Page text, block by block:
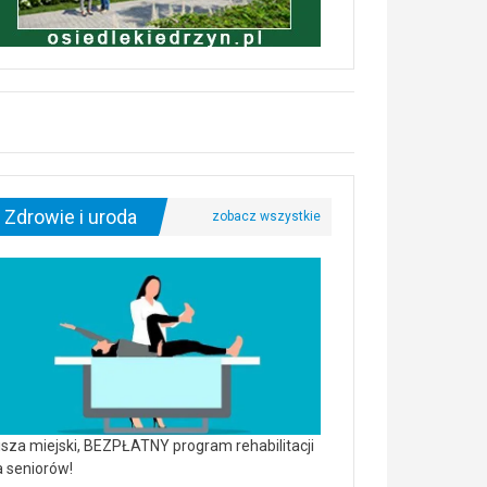
Zdrowie i uroda
miejski, BEZPŁATNY program rehabilitacji
seniorów!